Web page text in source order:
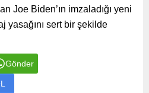
Joe Biden’ın imzaladığı yeni
yasağını sert bir şekilde
Gönder